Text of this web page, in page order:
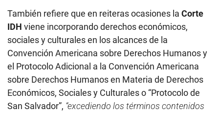
También refiere que en reiteras ocasiones la Corte
IDH viene incorporando derechos económicos,
sociales y culturales en los alcances de la
Convención Americana sobre Derechos Humanos y
el Protocolo Adicional a la Convención Americana
sobre Derechos Humanos en Materia de Derechos
Económicos, Sociales y Culturales o “Protocolo de
San Salvador”, “excediendo los términos contenidos